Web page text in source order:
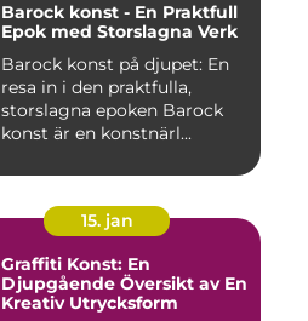
Barock konst - En Praktfull
Epok med Storslagna Verk
Barock konst på djupet: En
resa in i den praktfulla,
storslagna epoken Barock
konst är en konstnärl...
15. jan
Graffiti Konst: En
Djupgående Översikt av En
Kreativ Utrycksform